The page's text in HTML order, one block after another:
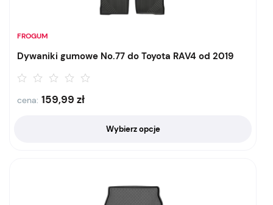
FROGUM
Dywaniki gumowe No.77 do Toyota RAV4 od 2019
cena: 159,99 zł
Wybierz opcje